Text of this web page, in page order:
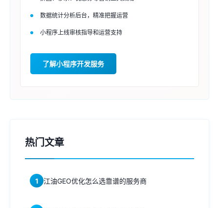
数据统计分析后台，精准把握运营
小程序上线审核指导和运营支持
了解小程序开发服务
热门文章
1 江油GEO优化怎么选靠谱的服务商